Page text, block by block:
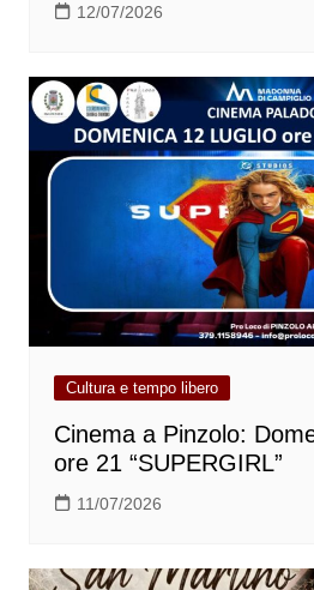
12/07/2026
Cultura e tempo libero
Cinema a Pinzolo:
ore 21 “SUPERGIRL”
11/07/2026